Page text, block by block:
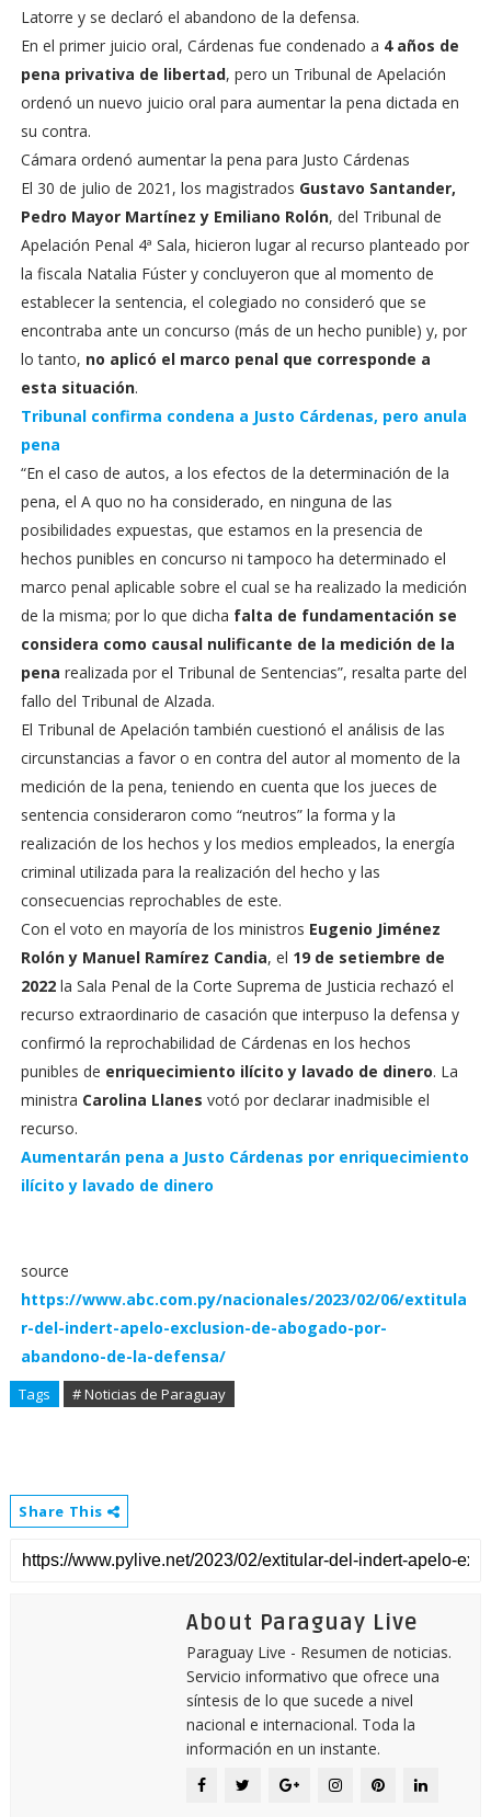
Latorre y se declaró el abandono de la defensa.
En el primer juicio oral, Cárdenas fue condenado a 4 años de
pena privativa de libertad, pero un Tribunal de Apelación
ordenó un nuevo juicio oral para aumentar la pena dictada en
su contra.
Cámara ordenó aumentar la pena para Justo Cárdenas
El 30 de julio de 2021, los magistrados Gustavo Santander,
Pedro Mayor Martínez y Emiliano Rolón, del Tribunal de
Apelación Penal 4ª Sala, hicieron lugar al recurso planteado por
la fiscala Natalia Fúster y concluyeron que al momento de
establecer la sentencia, el colegiado no consideró que se
encontraba ante un concurso (más de un hecho punible) y, por
lo tanto, no aplicó el marco penal que corresponde a
esta situación.
Tribunal confirma condena a Justo Cárdenas, pero anula
pena
“En el caso de autos, a los efectos de la determinación de la
pena, el A quo no ha considerado, en ninguna de las
posibilidades expuestas, que estamos en la presencia de
hechos punibles en concurso ni tampoco ha determinado el
marco penal aplicable sobre el cual se ha realizado la medición
de la misma; por lo que dicha falta de fundamentación se
considera como causal nulificante de la medición de la
pena realizada por el Tribunal de Sentencias”, resalta parte del
fallo del Tribunal de Alzada.
El Tribunal de Apelación también cuestionó el análisis de las
circunstancias a favor o en contra del autor al momento de la
medición de la pena, teniendo en cuenta que los jueces de
sentencia consideraron como “neutros” la forma y la
realización de los hechos y los medios empleados, la energía
criminal utilizada para la realización del hecho y las
consecuencias reprochables de este.
Con el voto en mayoría de los ministros Eugenio Jiménez
Rolón y Manuel Ramírez Candia, el 19 de setiembre de
2022la Sala Penal de la Corte Suprema de Justicia rechazó el
recurso extraordinario de casación que interpuso la defensa y
confirmó la reprochabilidad de Cárdenas en los hechos
punibles de enriquecimiento ilícito y lavado de dinero. La
ministra Carolina Llanes votó por declarar inadmisible el
recurso.
Aumentarán pena a Justo Cárdenas por enriquecimiento
ilícito y lavado de dinero
source
https://www.abc.com.py/nacionales/2023/02/06/extitula
r-del-indert-apelo-exclusion-de-abogado-por-
abandono-de-la-defensa/
Tags # Noticias de Paraguay
Share This
About Paraguay Live
Paraguay Live - Resumen de noticias.
Servicio informativo que ofrece una
síntesis de lo que sucede a nivel
nacional e internacional. Toda la
información en un instante.